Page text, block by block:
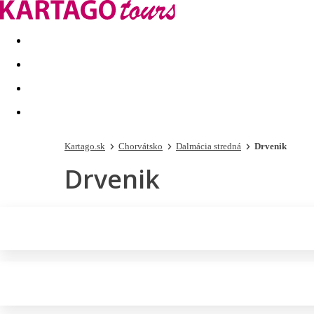
Last minute Dovolenkové kluby
Kartago.sk Chorvátsko Dalmácia stredná Drvenik
Drvenik